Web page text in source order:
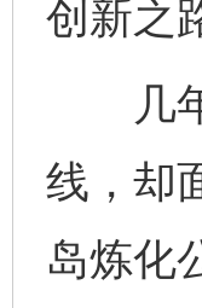
创新之
几年
线，却
岛炼化